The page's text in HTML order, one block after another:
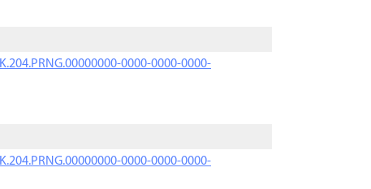
0000-0000-0000-
0000-0000-0000-